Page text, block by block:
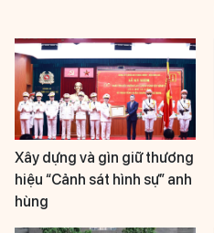
Xây dựng và gìn giữ thương
hiệu “Cảnh sát hình sự” anh
hùng